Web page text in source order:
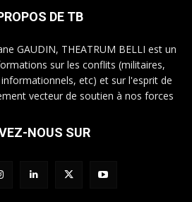
DE TB
GAUDIN, THEATRUM BELLI est un
sur les conflits (militaires,
etc) et sur l'esprit de
vecteur de soutien à nos forces
NOUS SUR